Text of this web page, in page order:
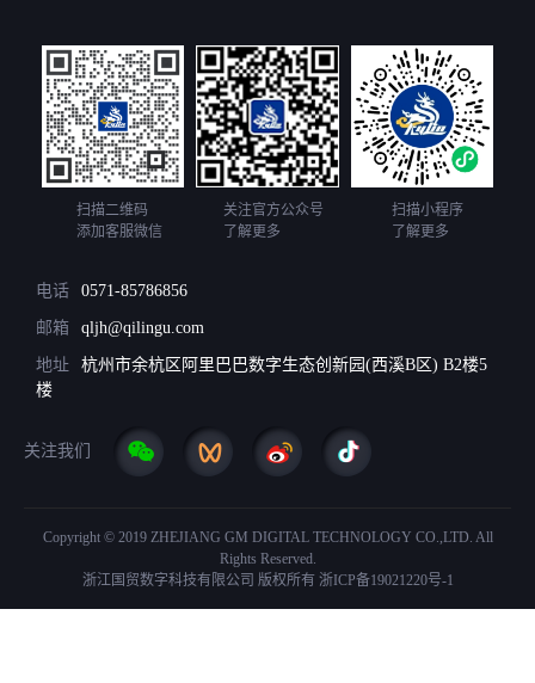
扫描二维码
添加客服微信
关注官方公众号
了解更多
扫描小程序
了解更多
电话 0571-85786856
邮箱 qljh@qilingu.com
地址
杭州市余杭区阿里巴巴数字生态创新园(西溪B区) B2楼5
楼
关注我们
Copyright © 2019 ZHEJIANG GM DIGITAL TECHNOLOGY CO.,LTD. All
Rights Reserved.
浙江国贸数字科技有限公司 版权所有 浙ICP备19021220号-1